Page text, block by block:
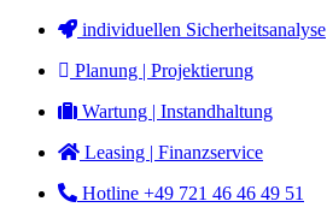
Zum
springen
individuellen Sicherheitsanalyse
Planung | Projektierung
Wartung | Instandhaltung
Leasing | Finanzservice
Hotline +49 721 46 46 49 51